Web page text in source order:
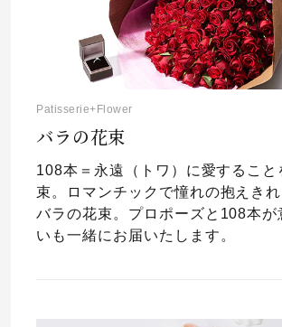
Patisserie+Flower
バラの花束
108本＝永遠（トワ）に愛すること
束。ロマンチックで憧れの抱えき
バラの花束。プロポーズと108本が
いも一緒にお届いたします。